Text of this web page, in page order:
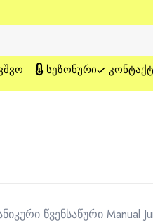
ᲡᲔᲖᲝᲜᲣᲠᲘ
წვენსაწური Manual